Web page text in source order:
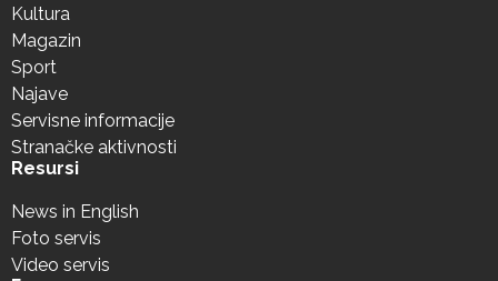
Kultura
Magazin
Sport
Najave
Servisne informacije
Stranačke aktivnosti
Resursi
News in English
Foto servis
Video servis